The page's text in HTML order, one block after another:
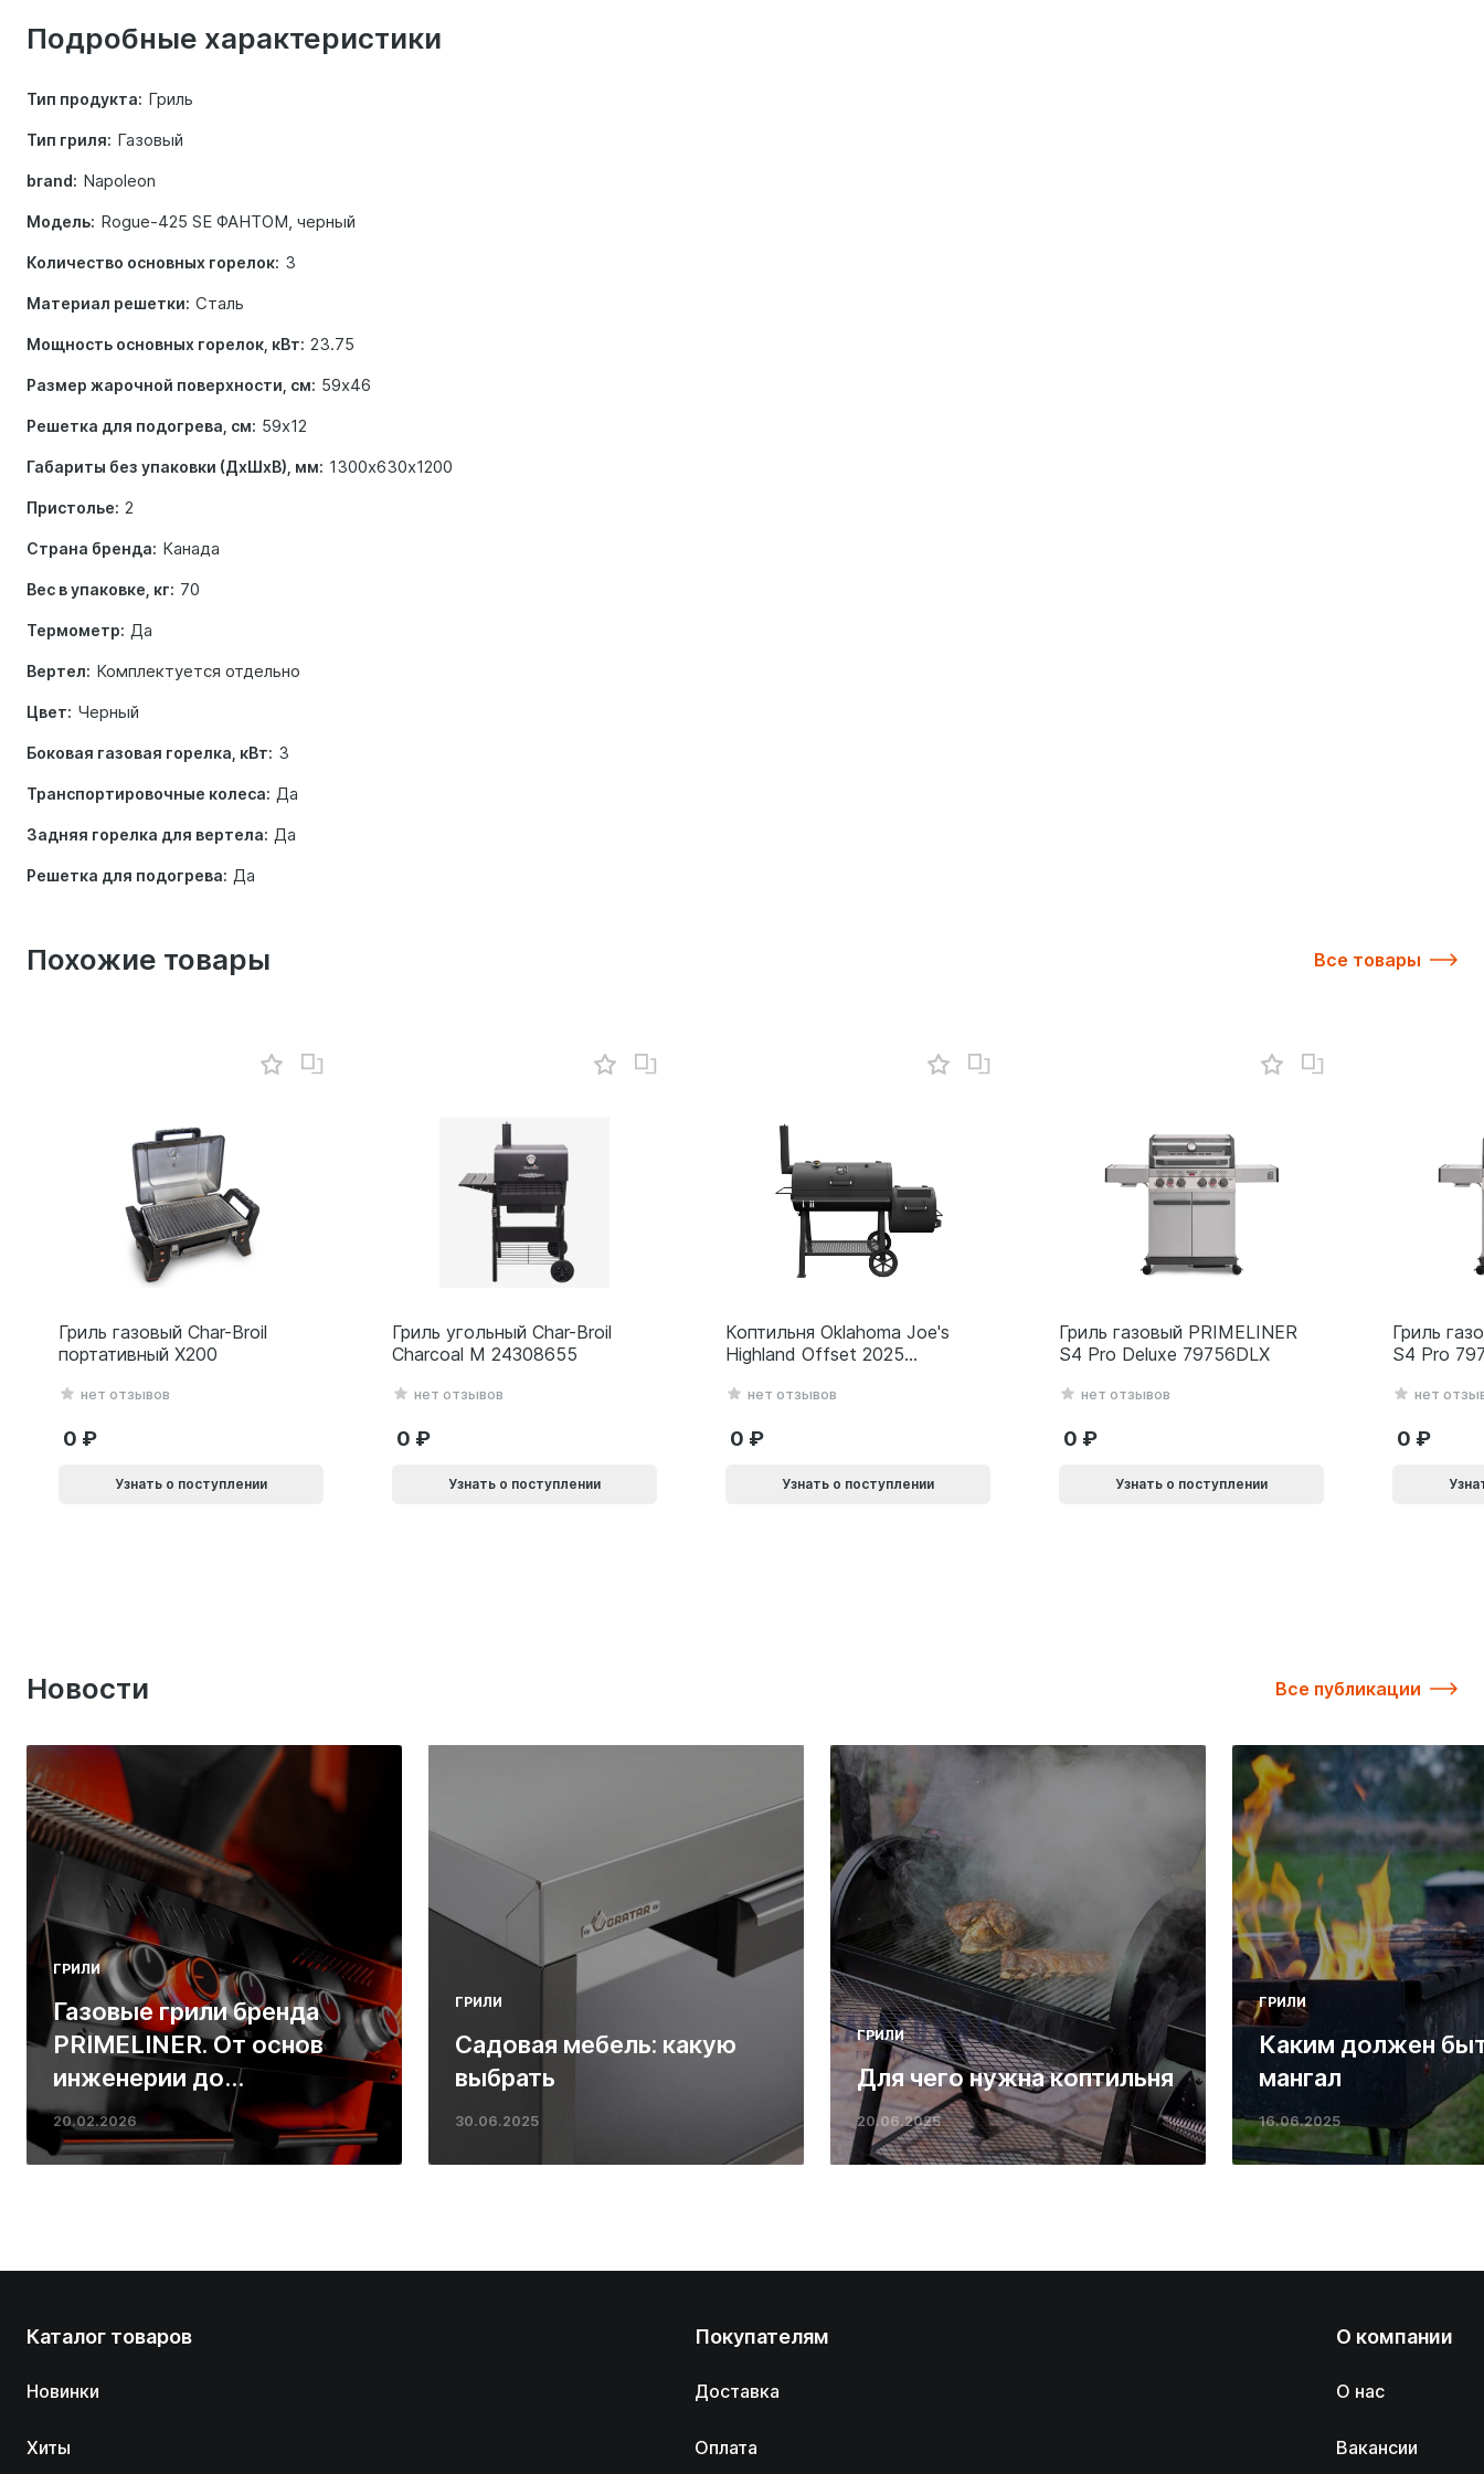
товаре
Подробные характеристики
Тип продукта: Гриль
Тип гриля: Газовый
brand: Napoleon
Модель: Rogue-425 SE ФАНТОМ, черный
Количество основных горелок: 3
Материал решетки: Сталь
Мощность основных горелок, кВт: 23.75
Размер жарочной поверхности, см: 59х46
Решетка для подогрева, см: 59х12
Габариты без упаковки (ДхШхВ), мм: 1300х630х1200
Пристолье: 2
Страна бренда: Канада
Вес в упаковке, кг: 70
Термометр: Да
Вертел: Комплектуется отдельно
Цвет: Черный
Боковая газовая горелка, кВт: 3
Транспортировочные колеса: Да
Задняя горелка для вертела: Да
Решетка для подогрева: Да
Похожие товары Все товары
Гриль газовый Char-Broil
портативный X200
нет отзывов
0
Узнать о поступлении
Гриль угольный Char-Broil
Charcoal M 24308655
нет отзывов
0
Узнать о поступлении
Коптильня Oklahoma Joe's
Highland Offset 2025
нет отзывов
0
Узнать о поступлении
Гриль газовый PRIMELINER
S4 Pro Deluxe 79756DLX
нет отзывов
0
Узнать о поступлении
Гриль
S4 Pro
нет
0
Новости Все публикации
ГРИЛИ
Газовые грили бренда
PRIMELINER. От основ
инженерии до
ресторанных стейков у
вас дома
20.02.2026
ГРИЛИ
Садовая мебель: какую
выбрать
30.06.2025
ГРИЛИ
Для чего нужна коптильня
20.06.2025
ГРИЛИ
Каким должен
мангал
16.06.2025
Каталог товаров
Новинки
Хиты
Покупателям
Доставка
Оплата
О компании
О нас
Вакансии